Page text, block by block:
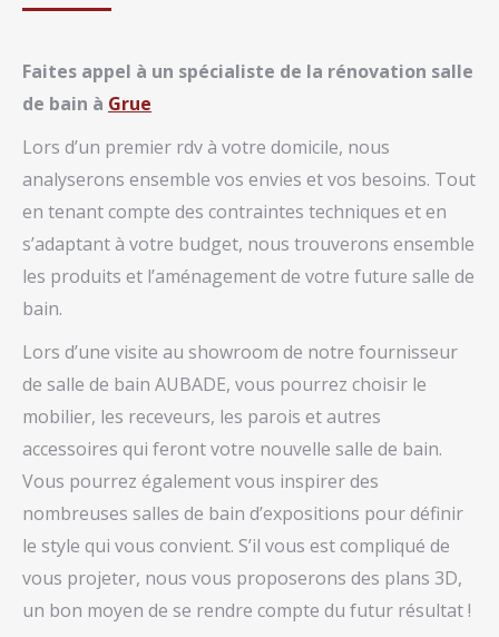
Faites appel à un spécialiste de la rénovation salle
de bain à Grue
Lors d’un premier rdv à votre domicile, nous
analyserons ensemble vos envies et vos besoins. Tout
en tenant compte des contraintes techniques et en
s’adaptant à votre budget, nous trouverons ensemble
les produits et l’aménagement de votre future salle de
bain.
Lors d’une visite au showroom de notre fournisseur
de salle de bain AUBADE, vous pourrez choisir le
mobilier, les receveurs, les parois et autres
accessoires qui feront votre nouvelle salle de bain.
Vous pourrez également vous inspirer des
nombreuses salles de bain d’expositions pour définir
le style qui vous convient. S’il vous est compliqué de
vous projeter, nous vous proposerons des plans 3D,
un bon moyen de se rendre compte du futur résultat !